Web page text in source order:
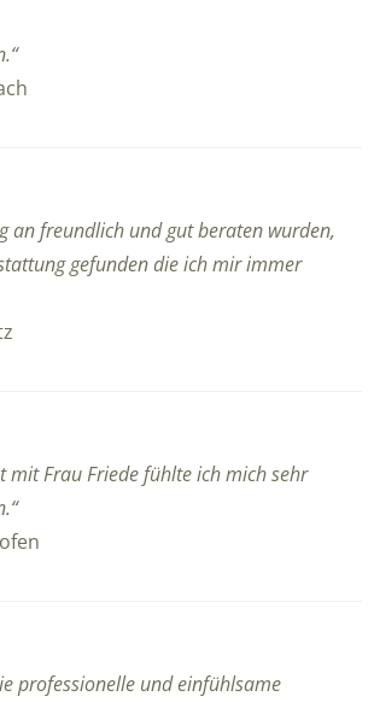
an freundlich und gut beraten wurden,
gefunden die ich mir immer
mit Frau Friede fühlte ich mich sehr
professionelle und einfühlsame